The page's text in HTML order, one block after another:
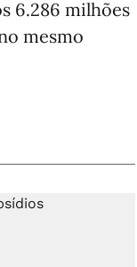
6.286 milhões
mesmo